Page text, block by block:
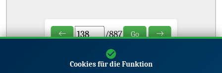
/887 Go
Cookies für die Funktion